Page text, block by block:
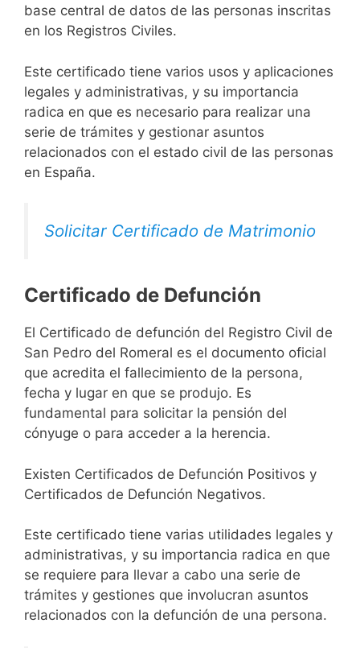
base central de datos de las personas inscritas
en los Registros Civiles.
Este certificado tiene varios usos y aplicaciones
legales y administrativas, y su importancia
radica en que es necesario para realizar una
serie de trámites y gestionar asuntos
relacionados con el estado civil de las personas
en España.
Solicitar Certificado de Matrimonio
Certificado de Defunción
El Certificado de defunción del Registro Civil de
San Pedro del Romeral es el documento oficial
que acredita el fallecimiento de la persona,
fecha y lugar en que se produjo. Es
fundamental para solicitar la pensión del
cónyuge o para acceder a la herencia.
Existen Certificados de Defunción Positivos y
Certificados de Defunción Negativos.
Este certificado tiene varias utilidades legales y
administrativas, y su importancia radica en que
se requiere para llevar a cabo una serie de
trámites y gestiones que involucran asuntos
relacionados con la defunción de una persona.